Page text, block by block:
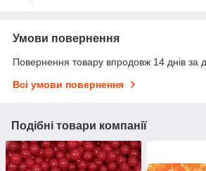
Умови повернення
Повернення товару впродовж 14 днів за
Всі умови повернення
Подібні товари компанії